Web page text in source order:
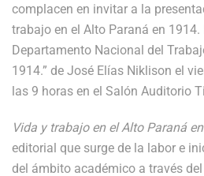
complacen en invitar a la
trabajo en el Alto Paraná en
Departamento Nacional del
1914.” de José Elías Niklison el
las 9 horas en el Salón Auditorio
Vida y trabajo en el Alto Paraná
editorial que surge de la labor e
del ámbito académico a través